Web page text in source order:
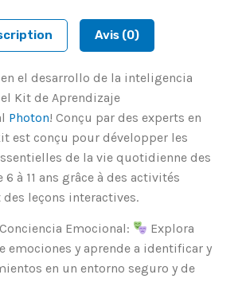
Avis (0)
en el desarrollo de la inteligencia
Kit de Aprendizaje
Photon! Conçu par des experts en
est conçu pour développer les
de la vie quotidienne des
6 à 11 ans grâce à des activités
des leçons interactives.
Emocional:
Explora
emociones y aprende a identificar y
en un entorno seguro y de